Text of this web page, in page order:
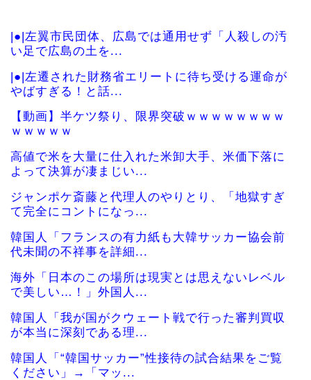
|●|左翼市民団体、広島では通用せず「人殺しの汚
い足で広島の土を...
|●|左遷された財務省エリートに待ち受ける運命が
やばすぎる！と話...
【動画】半ケツ祭り、限界突破ｗｗｗｗｗｗｗｗ
ｗｗｗｗｗ
高値で米を大量に仕入れた米卸大手、米価下落に
よって決算が凄まじい...
ジャンポケ斎藤と代理人のやりとり、「地獄すぎ
て完全にコントになっ...
韓国人「フランスの有力紙も大韓サッカー協会前
代未聞の不祥事を詳細...
海外「日本のこの場所は現実とは思えないレベル
で美しい…！」外国人...
韓国人「我が国がクウェート戦で行った審判買収
が本当に深刻である理...
韓国人「“韓国サッカー”性接待の試合結果をご覧
ください」→「マッ...